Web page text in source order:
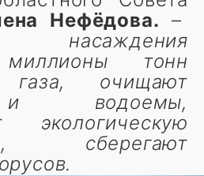
Нефёдова. –
тонн
газа, очищают
водоемы,
экологическую
сберегают